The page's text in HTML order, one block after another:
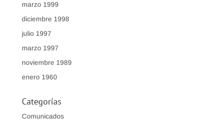
marzo 1999
diciembre 1998
julio 1997
marzo 1997
noviembre 1989
enero 1960
Categorías
Comunicados